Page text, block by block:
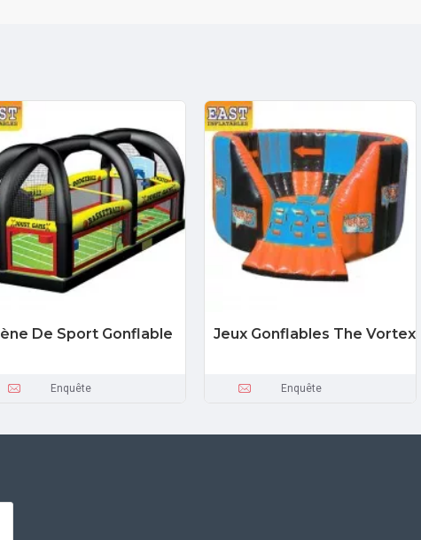
De Sport Gonflable
Enquête
Jeux Gonflables The Vortex
Enquête